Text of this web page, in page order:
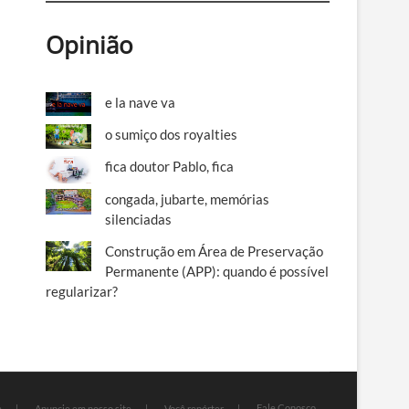
Opinião
e la nave va
o sumiço dos royalties
fica doutor Pablo, fica
congada, jubarte, memórias
silenciadas
Construção em Área de Preservação
Permanente (APP): quando é possível
regularizar?